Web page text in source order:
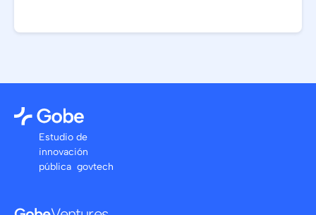
Estudio de
innovación
pública govtech